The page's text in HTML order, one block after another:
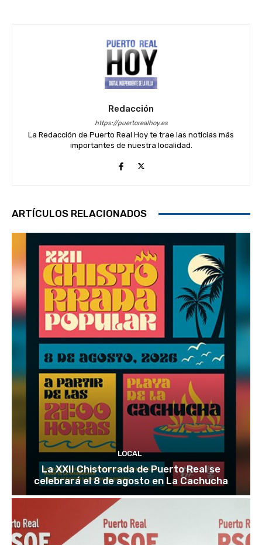
Redacción
https://puertorealhoy.es
La Redacción de Puerto Real Hoy te trae las noticias más
importantes de nuestra localidad.
ARTÍCULOS RELACIONADOS
LOCAL
La XXII Chistorrada de Puerto Real se
celebrará el 8 de agosto en La Cachucha